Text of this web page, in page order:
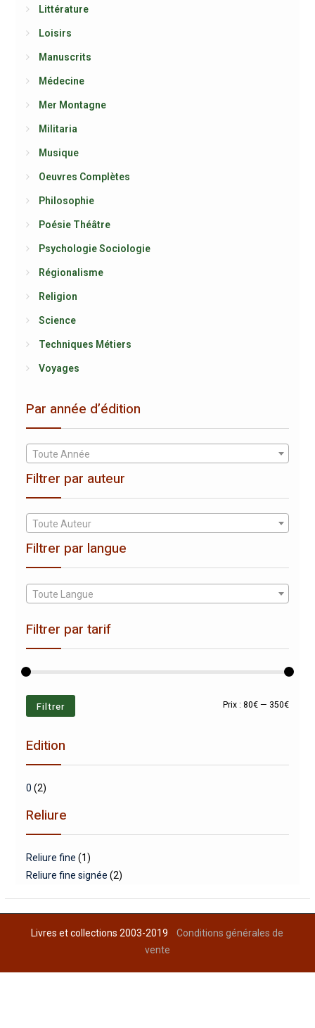
Littérature
Loisirs
Manuscrits
Médecine
Mer Montagne
Militaria
Musique
Oeuvres Complètes
Philosophie
Poésie Théâtre
Psychologie Sociologie
Régionalisme
Religion
Science
Techniques Métiers
Voyages
Par année d’édition
Toute Année
Filtrer par auteur
Toute Auteur
Filtrer par langue
Toute Langue
Filtrer par tarif
Prix
Prix
Filtrer Prix :80€ — 350€
Edition
0 (2)
Reliure
Reliure fine (1)
Reliure fine signée (2)
Livres et collections 2003-2019Conditions générales de
vente